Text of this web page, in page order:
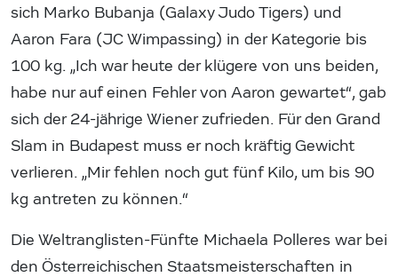
sich Marko Bubanja (Galaxy Judo Tigers) und
Aaron Fara (JC Wimpassing) in der Kategorie bis
100 kg. „Ich war heute der klügere von uns beiden,
habe nur auf einen Fehler von Aaron gewartet“, gab
sich der 24-jährige Wiener zufrieden. Für den Grand
Slam in Budapest muss er noch kräftig Gewicht
verlieren. „Mir fehlen noch gut fünf Kilo, um bis 90
kg antreten zu können.“
Die Weltranglisten-Fünfte Michaela Polleres war bei
den Österreichischen Staatsmeisterschaften in